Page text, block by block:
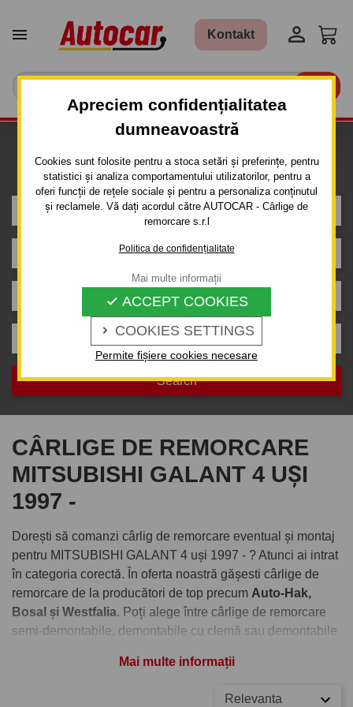
Apreciem confidențialitatea
dumneavoastră
Cookies sunt folosite pentru a stoca setări și preferințe, pentru
statistici și analiza comportamentului utilizatorilor, pentru a
oferi funcții de rețele sociale și pentru a personaliza conținutul
și reclamele. Vă dați acordul către AUTOCAR - Cârlige de
remorcare s.r.l
Politica de confidențialitate
 COOKIES SETTINGS
 ACCEPT COOKIES
Permite fișiere cookies necesare
Mai multe informații
 Kontakt 
mașina
MITSUBISHI
CÂRLIGE DE REMORCARE
MITSUBISHI GALANT 4 UȘI
1997 -
Dorești să comanzi cârlig de remorcare eventual și montaj
pentru MITSUBISHI GALANT 4 uși 1997 - ? Atunci ai intrat
în categoria corectă. În oferta noastră gășesti cârlige de
remorcare de la producători de top precum Auto-Hak,
Bosal și Westfalia. Poți alege între cârlige de remorcare
semi-demontabile, demontabile cu clemă sau demontabile
Mai multe informații
Relevanta